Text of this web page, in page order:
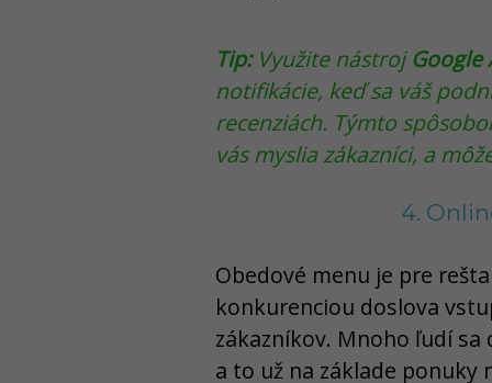
Tip:Využite nástrojGoogle
notifikácie, keď sa váš
recenziách. Týmto
vás myslia zákazníci, a
4.
Obedové menu je pre
konkurenciou doslova
zákazníkov. Mnoho ľudí
a to už na základe ponuky